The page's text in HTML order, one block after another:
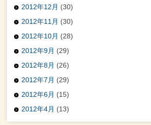
2012年12月 (30)
2012年11月 (30)
2012年10月 (28)
2012年9月 (29)
2012年8月 (26)
2012年7月 (29)
2012年6月 (15)
2012年4月 (13)